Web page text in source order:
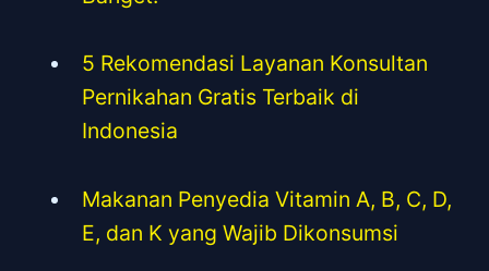
5 Rekomendasi Layanan Konsultan
Pernikahan Gratis Terbaik di
Indonesia
Makanan Penyedia Vitamin A, B, C, D,
E, dan K yang Wajib Dikonsumsi